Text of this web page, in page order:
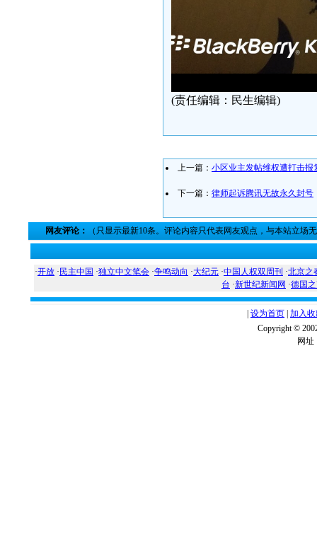
(责任编辑：民生编辑)
上一篇： 小区业主发帖维权遭打击报
下一篇： 律师起诉腾讯无故永久封号
网友评论： （只显示最新10条。评论内容只代表网友观点，与本站立场
·开放 · 民主中国 ·独立中文笔会 ·争鸣动向 ·大纪元 ·中国人权双周刊 ·北京之
台 ·新世纪新闻网 ·德国
设为首页 加入
Copyright ©
网址